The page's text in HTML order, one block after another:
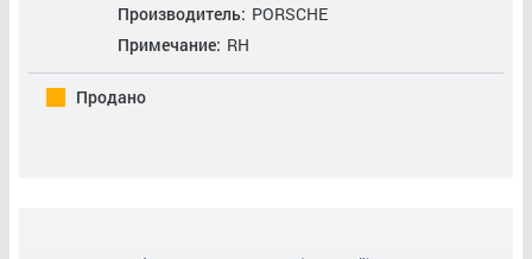
Локер Задний Левый
Локер Передний Левый
Производитель: PORSCHE
Примечание: RH
Продано